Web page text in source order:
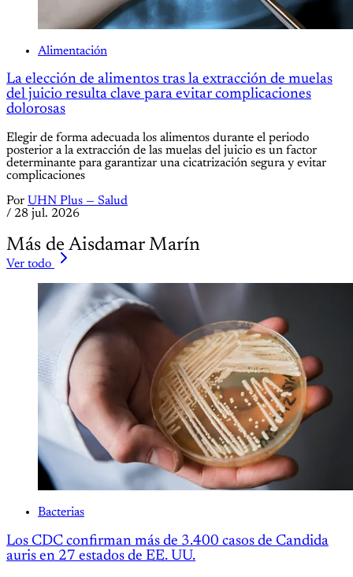
Alimentación
La elección de alimentos tras la extracción de muelas
del juicio resulta clave para evitar complicaciones
dolorosas
Elegir de forma adecuada los alimentos durante el periodo
posterior a la extracción de las muelas del juicio es un factor
determinante para garantizar una cicatrización segura y evitar
complicaciones
Por UHN Plus — Salud
/ 28 jul. 2026
Más de Aisdamar Marín
Ver todo
Bacterias
Los CDC confirman más de 3.400 casos de Candida
auris en 27 estados de EE. UU.